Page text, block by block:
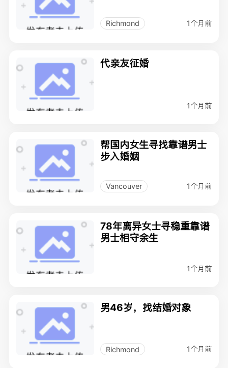
Richmond 1个月前
代亲友征婚
1个月前
帮国内女生寻找靠谱男士
步入婚姻
Vancouver 1个月前
78年离异女士寻稳重靠谱
男士相守余生
1个月前
男46岁，找结婚对象
Richmond 1个月前